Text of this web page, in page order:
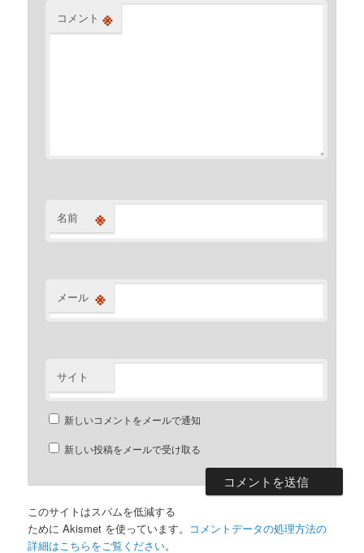
コメント ※
名前 ※
メール ※
サイト
新しいコメントをメールで通知
新しい投稿をメールで受け取る
このサイトはスパムを低減する
ために Akismet を使っています。 コメントデータの処理方法の
詳細はこちらをご覧ください。